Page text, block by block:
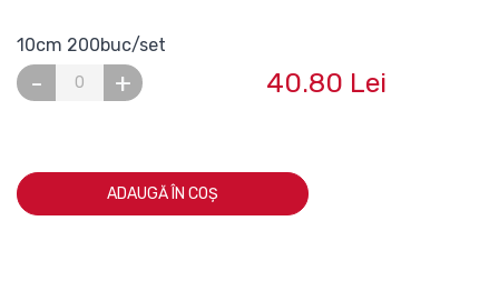
10cm 200buc/set
- + 40.80 Lei
ADAUGĂ ÎN COȘ